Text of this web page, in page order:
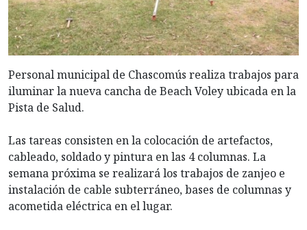
Personal municipal de Chascomús realiza trabajos para
iluminar la nueva cancha de Beach Voley ubicada en la
Pista de Salud.
Las tareas consisten en la colocación de artefactos,
cableado, soldado y pintura en las 4 columnas. La
semana próxima se realizará los trabajos de zanjeo e
instalación de cable subterráneo, bases de columnas y
acometida eléctrica en el lugar.